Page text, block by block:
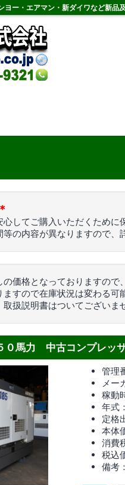
ヨー・エアマン・新ダイワなど新品
してご購入いただくために
の内容が異なりますので、
価格となっておりますので
すので在庫状況は変わる可
扱説明書はついてございま
馬力 中古コンプレッ
管理
メー
稼動
年式
定格
本体
消費
税込
備考